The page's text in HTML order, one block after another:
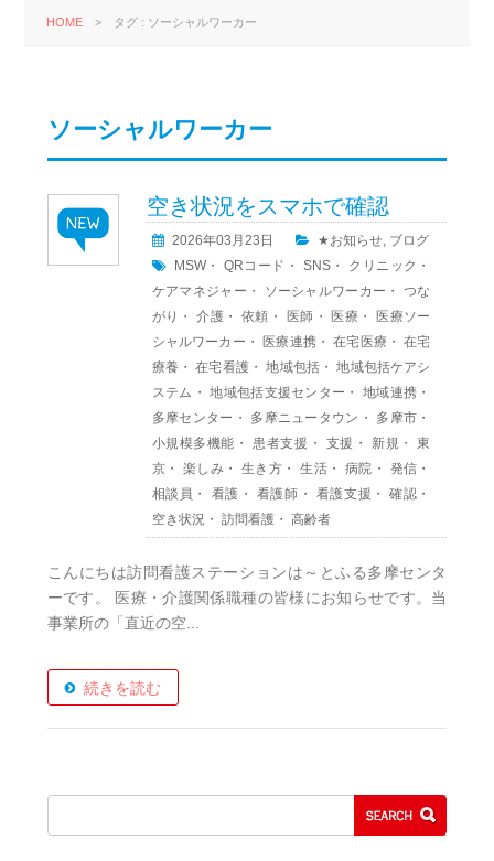
HOME > タグ : ソーシャルワーカー
ソーシャルワーカー
空き状況をスマホで確認
2026年03月23日 ★お知らせ, ブログ
MSW・ QRコード ・ SNS・ クリニック ・
ケアマネジャー ・ ソーシャルワーカー ・つな
がり ・介護 ・ 依頼 ・ 医師 ・ 医療 ・
医療ソー
シャルワーカー ・ 医療連携・在宅医療 ・在宅
療養 ・在宅看護 ・地域包括 ・地域包括ケアシ
ステム ・地域包括支援センター ・地域連携 ・
多摩センター ・ 多摩ニュータウン ・ 多摩市 ・
小規模多機能 ・患者支援 ・ 支援 ・ 新規 ・東
京 ・ 楽しみ ・生き方 ・生活 ・ 病院 ・ 発信 ・
相談員 ・ 看護 ・ 看護師 ・ 看護支援 ・確認 ・
空き状況・ 訪問看護・ 高齢者
こんにちは訪問看護ステーションは～とふる多摩センタ
ーです。 医療・介護関係職種の皆様にお知らせです。当
事業所の「直近の空...
続きを読む